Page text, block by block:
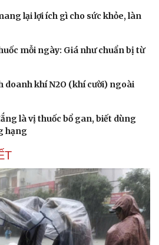
lại lợi ích gì cho sức khỏe, làn
mỗi ngày: Giá như chuẩn bị từ
doanh khí N2O (khí cười) ngoài
là vị thuốc bổ gan, biết dùng
hạng